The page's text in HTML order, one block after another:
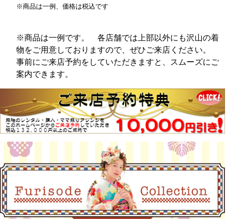
※商品は一例、価格は税込です
※商品は一例です。 各店舗では上部以外にも沢山の着
物をご用意しておりますので、ぜひご来店ください。
事前にご来店予約をしていただきますと、スムーズにご
案内できます。